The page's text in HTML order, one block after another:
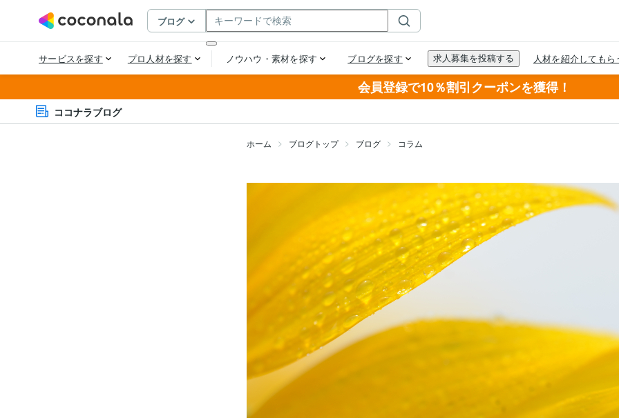
会員登録で10％割引クーポンを獲得！
ココナラブログ
ホーム ブログトップ ブログ コラム